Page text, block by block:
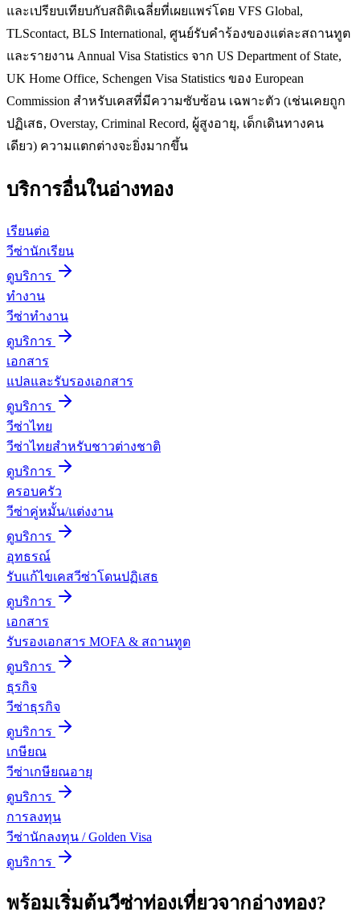
และเปรียบเทียบกับสถิติเฉลี่ยที่เผยแพร่โดย VFS Global,
TLScontact, BLS International, ศูนย์รับคำร้องของแต่ละสถานทูต
และรายงาน Annual Visa Statistics จาก US Department of State,
UK Home Office, Schengen Visa Statistics ของ European
Commission สำหรับเคสที่มีความซับซ้อน เฉพาะตัว (เช่นเคยถูก
ปฏิเสธ, Overstay, Criminal Record, ผู้สูงอายุ, เด็กเดินทางคน
เดียว) ความแตกต่างจะยิ่งมากขึ้น
บริการอื่นในอ่างทอง
เรียนต่อ
วีซ่านักเรียน
ดูบริการ
ทำงาน
วีซ่าทำงาน
ดูบริการ
เอกสาร
แปลและรับรองเอกสาร
ดูบริการ
วีซ่าไทย
วีซ่าไทยสำหรับชาวต่างชาติ
ดูบริการ
ครอบครัว
วีซ่าคู่หมั้น/แต่งงาน
ดูบริการ
อุทธรณ์
รับแก้ไขเคสวีซ่าโดนปฏิเสธ
ดูบริการ
เอกสาร
รับรองเอกสาร MOFA & สถานทูต
ดูบริการ
ธุรกิจ
วีซ่าธุรกิจ
ดูบริการ
เกษียณ
วีซ่าเกษียณอายุ
ดูบริการ
การลงทุน
วีซ่านักลงทุน / Golden Visa
ดูบริการ
พร้อมเริ่มต้นวีซ่าท่องเที่ยวจากอ่างทอง?